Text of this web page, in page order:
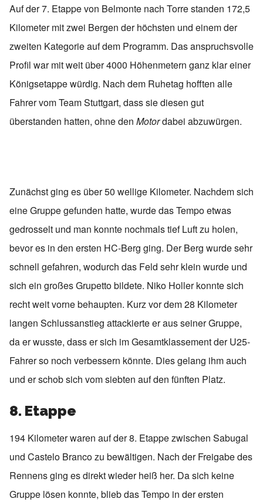
Auf der 7. Etappe von Belmonte nach Torre standen 172,5
Kilometer mit zwei Bergen der höchsten und einem der
zweiten Kategorie auf dem Programm. Das anspruchsvolle
Profil war mit weit über 4000 Höhenmetern ganz klar einer
Königsetappe würdig. Nach dem Ruhetag hofften alle
Fahrer vom Team Stuttgart, dass sie diesen gut
überstanden hatten, ohne den Motordabei abzuwürgen.
Zunächst ging es über 50 wellige Kilometer. Nachdem sich
eine Gruppe gefunden hatte, wurde das Tempo etwas
gedrosselt und man konnte nochmals tief Luft zu holen,
bevor es in den ersten HC-Berg ging. Der Berg wurde sehr
schnell gefahren, wodurch das Feld sehr klein wurde und
sich ein großes Grupetto bildete. Niko Holler konnte sich
recht weit vorne behaupten. Kurz vor dem 28 Kilometer
langen Schlussanstieg attackierte er aus seiner Gruppe,
da er wusste, dass er sich im Gesamtklassement der U25-
Fahrer so noch verbessern könnte. Dies gelang ihm auch
und er schob sich vom siebten auf den fünften Platz.
8. Etappe
194 Kilometer waren auf der 8. Etappe zwischen Sabugal
und Castelo Branco zu bewältigen. Nach der Freigabe des
Rennens ging es direkt wieder heiß her. Da sich keine
Gruppe lösen konnte, blieb das Tempo in der ersten